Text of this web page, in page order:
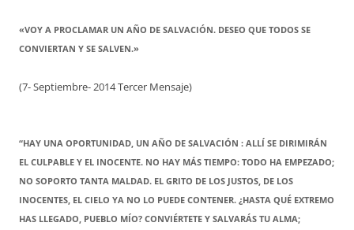
«VOY A PROCLAMAR UN AÑO DE SALVACIÓN. DESEO QUE TODOS SE
CONVIERTAN Y SE SALVEN.»
(7- Septiembre- 2014 Tercer Mensaje)
“HAY UNA OPORTUNIDAD, UN AÑO DE SALVACIÓN : ALLÍ SE DIRIMIRÁN
EL CULPABLE Y EL INOCENTE. NO HAY MÁS TIEMPO: TODO HA EMPEZADO;
NO SOPORTO TANTA MALDAD. EL GRITO DE LOS JUSTOS, DE LOS
INOCENTES, EL CIELO YA NO LO PUEDE CONTENER. ¿HASTA QUÉ EXTREMO
HAS LLEGADO, PUEBLO MÍO? CONVIÉRTETE Y SALVARÁS TU ALMA;